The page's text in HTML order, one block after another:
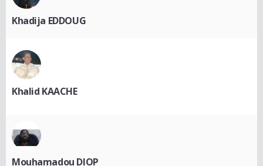
Khadija EDDOUG
Khalid KAACHE
Mouhamadou DIOP